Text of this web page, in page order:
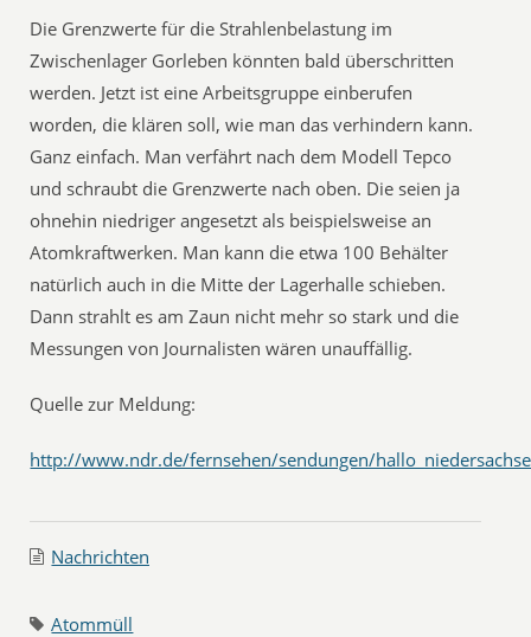
Die Grenzwerte für die Strahlenbelastung im
Zwischenlager Gorleben könnten bald überschritten
werden. Jetzt ist eine Arbeitsgruppe einberufen
worden, die klären soll, wie man das verhindern kann.
Ganz einfach. Man verfährt nach dem Modell Tepco
und schraubt die Grenzwerte nach oben. Die seien ja
ohnehin niedriger angesetzt als beispielsweise an
Atomkraftwerken. Man kann die etwa 100 Behälter
natürlich auch in die Mitte der Lagerhalle schieben.
Dann strahlt es am Zaun nicht mehr so stark und die
Messungen von Journalisten wären unauffällig.
Quelle zur Meldung:
http://www.ndr.de/fernsehen/sendungen/
Nachrichten
Atommüll